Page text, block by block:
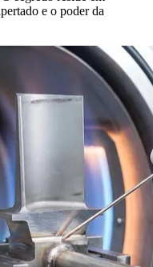
e o poder da